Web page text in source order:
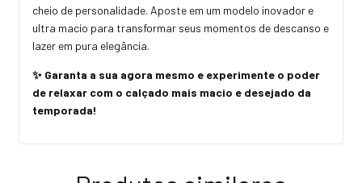
cheio de personalidade. Aposte em um modelo inovador e
ultra macio para transformar seus momentos de descanso e
lazer em pura elegância.
✨ Garanta a sua agora mesmo e experimente o poder
de relaxar com o calçado mais macio e desejado da
temporada!